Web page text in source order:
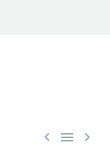
  